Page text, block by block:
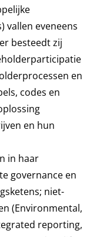
vallen eveneens
besteedt zij
en
codes en
en hun
in haar
governance en
niet-
(Environmental,
reporting,